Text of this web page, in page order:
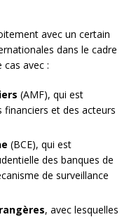
avec un certain
dans le cadre
cas avec :
(AMF), qui est
et des acteurs
(BCE), qui est
des banques de
de surveillance
, avec lesquelles